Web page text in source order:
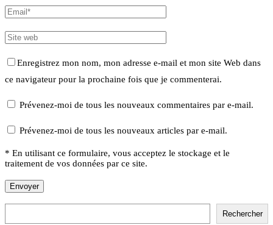
Enregistrez mon nom, mon adresse e-mail et mon site Web dans
ce navigateur pour la prochaine fois que je commenterai.
Prévenez-moi de tous les nouveaux commentaires par e-mail.
Prévenez-moi de tous les nouveaux articles par e-mail.
* En utilisant ce formulaire, vous acceptez le stockage et le
traitement de vos données par ce site.
Rechercher